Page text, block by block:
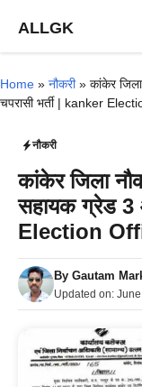
content
ALLGK
Home » नौकरी» कांकेर
चपरासी भर्ती | kanker
नौकरी
कांकेर जिला
सहायक ग्रेड 3
Election
By Gautam
Updated on: